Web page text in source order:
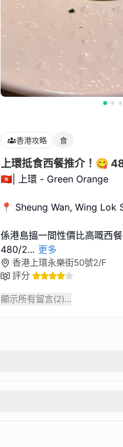
香港攻略 食
上環抵食西餐推介！😋
🇭🇰| 上環 - Green Orange
📍 Sheung Wan, Wing Lok
係港島搵一間性價比高嘅西
480/2... 更多
香港上環永樂街50號2/F
評分
顯示所有留言(2)...